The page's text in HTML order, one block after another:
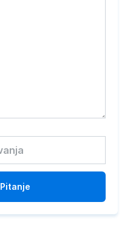
Pitanje